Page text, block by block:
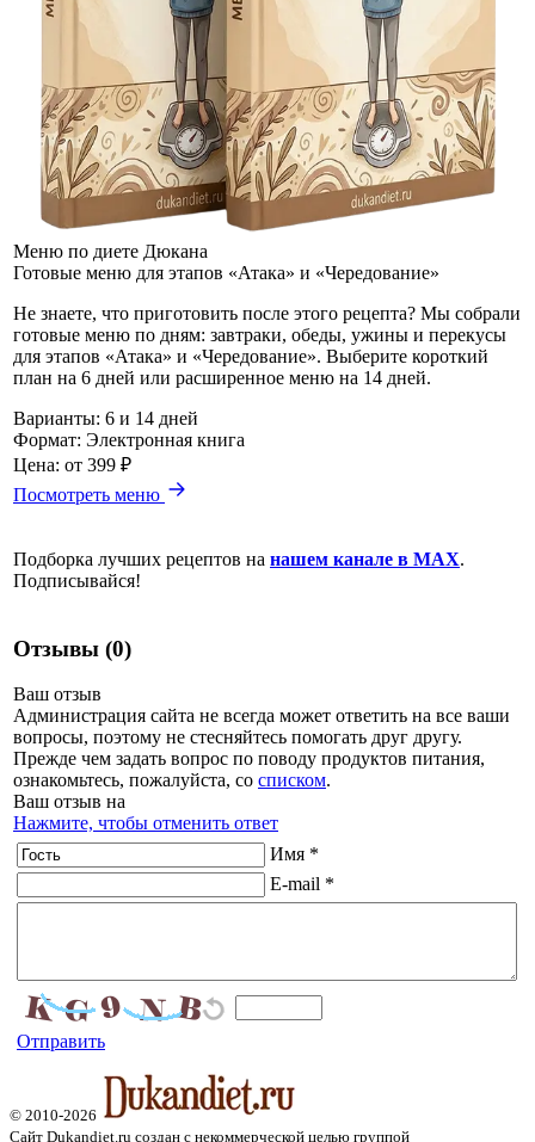
Меню по диете Дюкана
Готовые меню для этапов «Атака» и «Чередование»
Не знаете, что приготовить после этого рецепта? Мы собрали
готовые меню по дням: завтраки, обеды, ужины и перекусы
для этапов «Атака» и «Чередование». Выберите короткий
план на 6 дней или расширенное меню на 14 дней.
Варианты: 6 и 14 дней
Формат: Электронная книга
Цена: от 399 ₽
Посмотреть меню
Подборка лучших рецептов на нашем канале в MAX.
Подписывайся!
Отзывы (0)
Ваш отзыв
Администрация сайта не всегда может ответить на все ваши
вопросы, поэтому не стесняйтесь помогать друг другу.
Прежде чем задать вопрос по поводу продуктов питания,
ознакомьтесь, пожалуйста, со списком.
Ваш отзыв на
Нажмите, чтобы отменить ответ
Имя *
E-mail *
Отправить
© 2010-2026
Сайт Dukandiet.ru создан с некоммерческой целью группой